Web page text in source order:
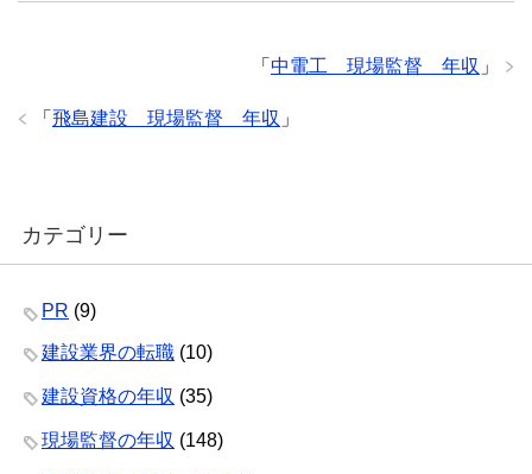
k
「 中電工 現場監督 年収 」
「 飛島建設 現場監督 年収 」
カテゴリー
PR (9)
建設業界の転職 (10)
建設資格の年収 (35)
現場監督の年収 (148)